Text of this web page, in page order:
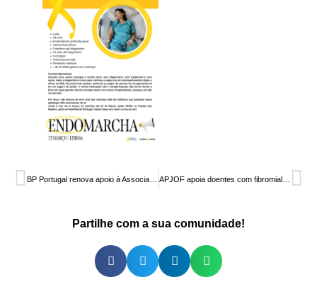
APJOF apoia doentes com fibromialgia
Partilhe com a sua comunidade!